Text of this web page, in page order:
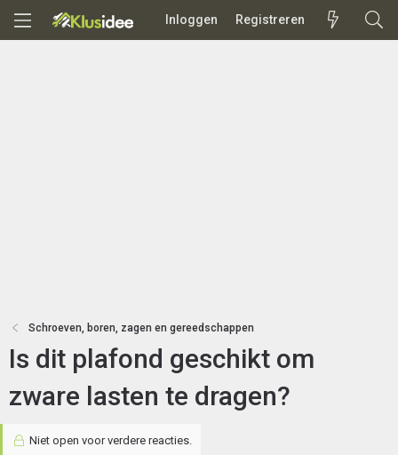
Inloggen Registreren
Schroeven, boren, zagen en gereedschappen
Is dit plafond geschikt om
zware lasten te dragen?
Niet open voor verdere reacties.